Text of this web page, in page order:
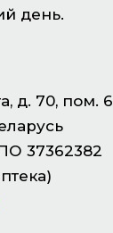
день.
д. 70, пом. 6
37362382